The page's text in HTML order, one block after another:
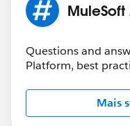
Questions and
Platform, best
Mais